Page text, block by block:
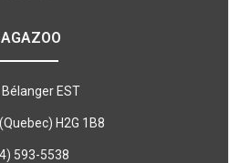
EST
H2G 1B8
593-5538